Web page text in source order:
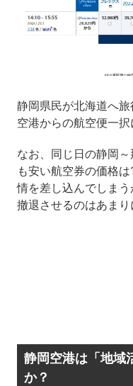
静岡県民が北海道へ
空港からの航空便一択
なお、同じ日の静岡
も安い航空券の価格
情を差し込んでしま
撤退させるのはあま
静岡空港は「地域
か？